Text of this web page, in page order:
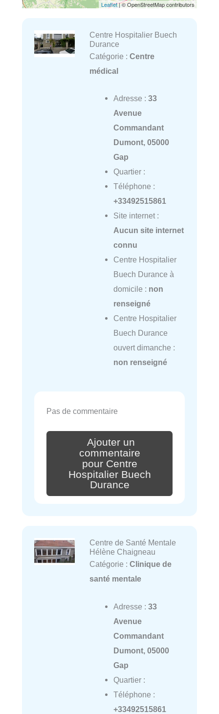
Leaflet| © OpenStreetMap contributors
Centre Hospitalier Buech
Durance
Catégorie : Centre
médical
Adresse : 33
Avenue
Commandant
Dumont, 05000
Gap
Quartier :
Téléphone :
+33492515861
Site internet :
Aucun site internet
connu
Centre Hospitalier
Buech Durance à
domicile : non
renseigné
Centre Hospitalier
Buech Durance
ouvert dimanche :
non renseigné
Pas de commentaire
Ajouter un
commentaire
pour Centre
Hospitalier Buech
Durance
Centre de Santé Mentale
Hélène Chaigneau
Catégorie : Clinique de
santé mentale
Adresse : 33
Avenue
Commandant
Dumont, 05000
Gap
Quartier :
Téléphone :
+33492515861